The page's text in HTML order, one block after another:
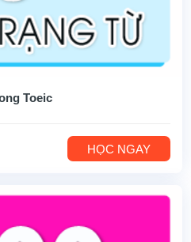
Toeic
HỌC NGAY